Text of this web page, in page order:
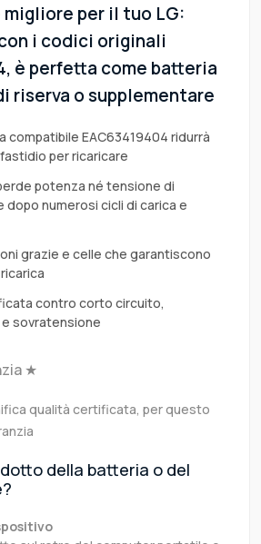
per il tuo LG:
i codici originali
è perfetta come batteria
riserva o supplementare
compatibile EAC63419404 ridurrà
per ricaricare
potenza né tensione di
dopo numerosi cicli di carica e
grazie e celle che garantiscono
contro corto circuito,
sovratensione
★
qualità certificata, per questo
della batteria o del